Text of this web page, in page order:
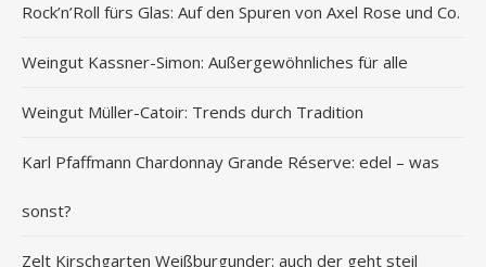
Rock’n’Roll fürs Glas: Auf den Spuren von Axel Rose und Co.
Weingut Kassner-Simon: Außergewöhnliches für alle
Weingut Müller-Catoir: Trends durch Tradition
Karl Pfaffmann Chardonnay Grande Réserve: edel – was
sonst?
Zelt Kirschgarten Weißburgunder: auch der geht steil